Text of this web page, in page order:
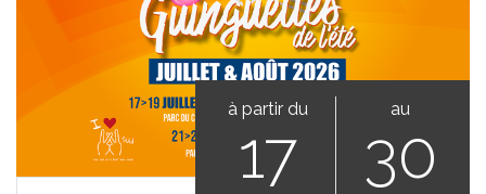
à partir du
17
au
30